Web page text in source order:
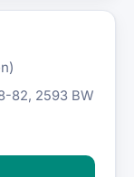
82, 2593 BW